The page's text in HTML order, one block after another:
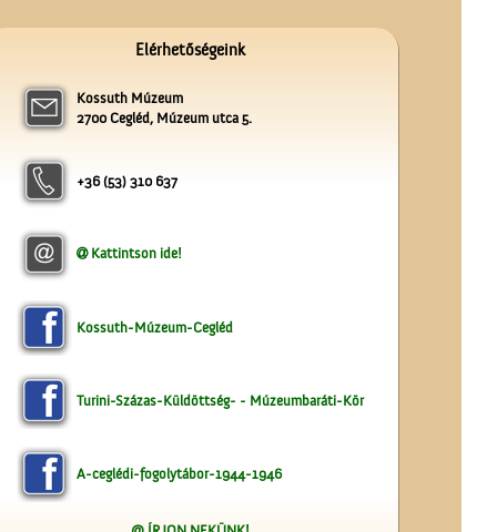
Elérhetőségeink
Kossuth Múzeum
2700 Cegléd, Múzeum utca 5.
+36 (53) 310 637
Kattintson ide!
Kossuth-Múzeum-Cegléd
Turini-Százas-Küldöttség- - Múzeumbaráti-Kör
A-ceglédi-fogolytábor-1944-1946